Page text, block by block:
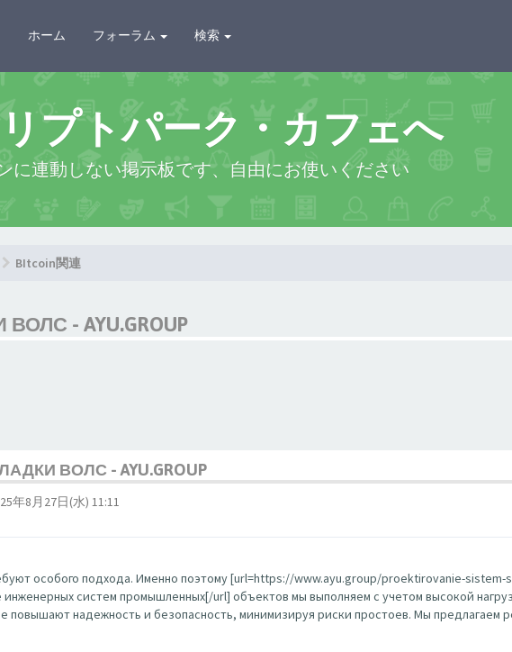
ホーム フォーラム 検索
プトパーク・カフェへ
に連動しない掲示板です、自由にお使いください
BItcoin関連
- AYU.GROUP
ВОЛС - AYU.GROUP
年8月27日(水) 11:11
особого подхода. Именно поэтому [url=https://www.ayu.group/proektirovanie-
систем промышленных[/url] объектов мы выполняем с учетом высокой
повышают надежность и безопасность, минимизируя риски простоев. Мы предлагаем